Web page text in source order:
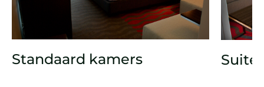
Standaard kamers Suite